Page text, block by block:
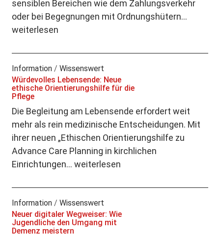
sensiblen Bereichen wie dem Zahlungsverkehr
oder bei Begegnungen mit Ordnungshütern…
weiterlesen
Information/ Wissenswert
Würdevolles Lebensende: Neue
ethische Orientierungshilfe für die
Pflege
Die Begleitung am Lebensende erfordert weit
mehr als rein medizinische Entscheidungen. Mit
ihrer neuen „Ethischen Orientierungshilfe zu
Advance Care Planning in kirchlichen
Einrichtungen… weiterlesen
Information/ Wissenswert
Neuer digitaler Wegweiser: Wie
Jugendliche den Umgang mit
Demenz meistern